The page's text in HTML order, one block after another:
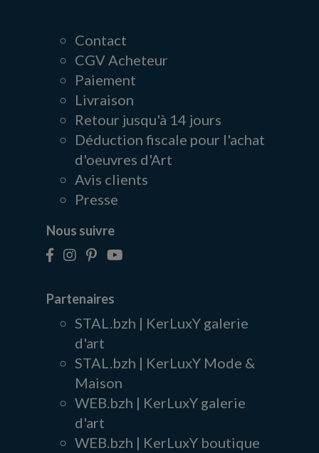
Contact
CGV Acheteur
Paiement
Livraison
Retour jusqu'à 14 jours
Déduction fiscale pour l'achat
d'oeuvres d'Art
Avis clients
Presse
Nous suivre
Partenaires
STAL.bzh | KerLuxY galerie
d'art
STAL.bzh | KerLuxY Mode &
Maison
WEB.bzh | KerLuxY galerie
d'art
WEB.bzh | KerLuxY boutique